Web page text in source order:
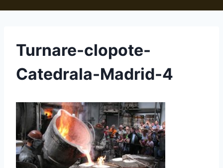
Turnare-clopote-
Catedrala-Madrid-4